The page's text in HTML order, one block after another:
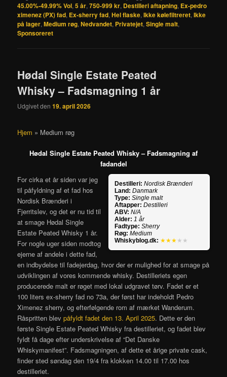
45.00%-49.99% Vol,5 år,750-999 kr, Destilleri aftapning, Ex-pedro
ximenez (PX) fad, Ex-sherry fad,Hel flaske,Ikke kølefiltreret,Ikke
på lager,Medium røg,Nedvandet, Privatejet,Single malt,
Sponsoreret
Hødal Single Estate Peated
Whisky – Fadsmagning 1 år
Udgivet den19. april 2026
Hjem » Medium røg
Hødal Single Estate Peated Whisky – Fadsmagning af
fadandel
Destilleri: Nordisk Brænderi
Land: Danmark
Type: Single malt
Aftapper: Destilleri
ABV: N/A
Alder: 1 år
Fadtype: Sherry
Røg: Medium
Whiskyblog.dk: ★★★ ★★
For cirka et år siden var jeg
til påfyldning af et fad hos
Nordisk Brænderi i
Fjerritslev, og det er nu tid til
at smage Hødal Single
Estate Peated Whisky 1 år.
For nogle uger siden modtog
ejerne af andele i dette fad,
en indbydelse til fadejerdag, hvor der er mulighed for at smage på
udviklingen af vores kommende whisky. Destilleriets egen
producerede malt er røget med lokal udgravet tørv. Fadet er et
100 liters ex-sherry fad no 73a, der først har indeholdt Pedro
Ximenez sherry, og efterfølgende rom af mærket Wanderum.
Råspritten blevpåfyldt fadet den 13. April 2025. Dette er den
første Single Estate Peated Whisky fra destilleriet, og fadet blev
fyldt få dage efter underskrivelse af “Det Danske
Whiskymanifest”. Fadsmagningen, af dette et årige private cask,
finder sted søndag den 19/4 fra klokken 14.00 til 17.00 hos
destilleriet.